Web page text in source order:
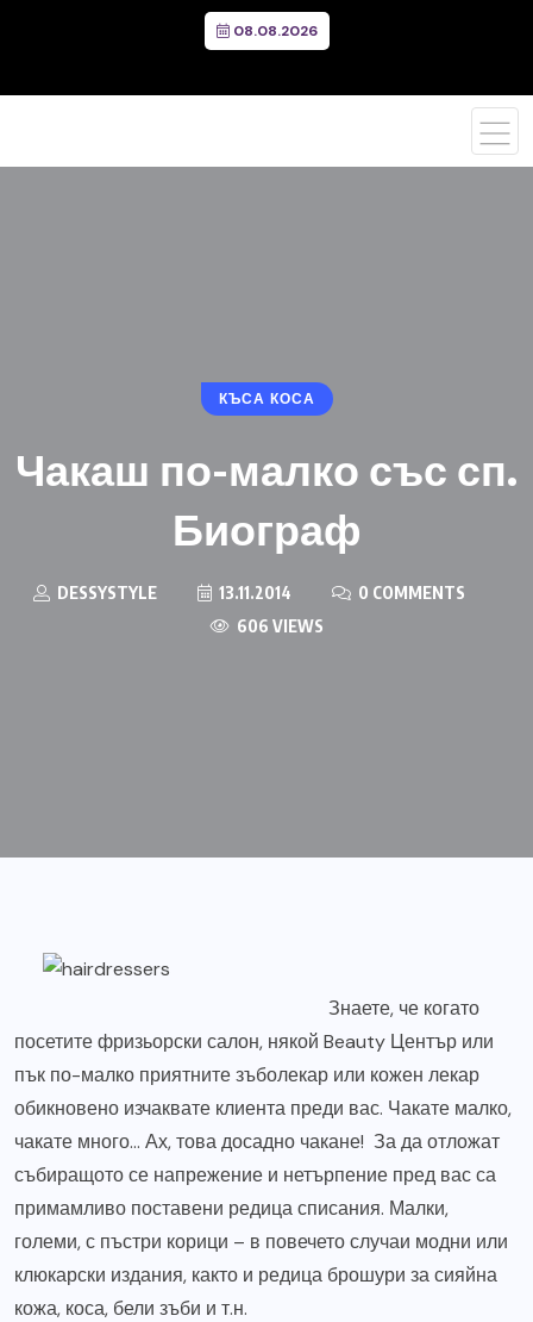
08.08.2026
КЪСА КОСА
Чакаш по-малко със сп.
Биограф
DESSYSTYLE 13.11.2014
0 COMMENTS
606 VIEWS
Знаете, че когато
посетите фризьорски салон, някой Beauty Център или
пък по-малко приятните зъболекар или кожен лекар
обикновено изчаквате клиента преди вас. Чакате малко,
чакате много… Ах, това досадно чакане! За да отложат
събиращото се напрежение и нетърпение пред вас са
примамливо поставени редица списания. Малки,
големи, с пъстри корици – в повечето случаи модни или
клюкарски издания, както и редица брошури за сияйна
кожа, коса, бели зъби и т.н.